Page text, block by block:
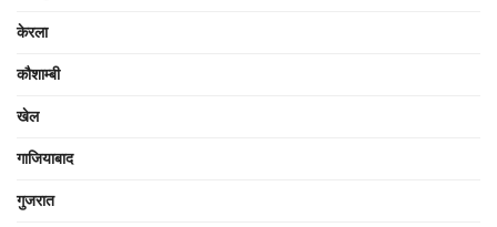
केरला
कौशाम्बी
खेल
गाजियाबाद
गुजरात